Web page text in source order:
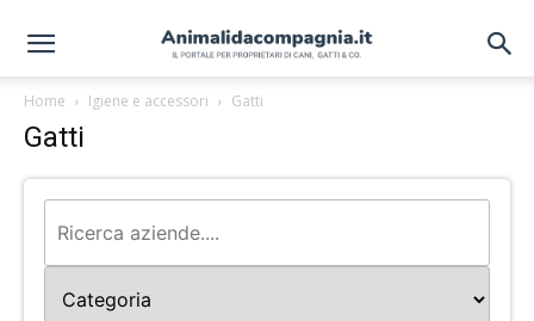
Home Igiene e accessori Gatti
Gatti